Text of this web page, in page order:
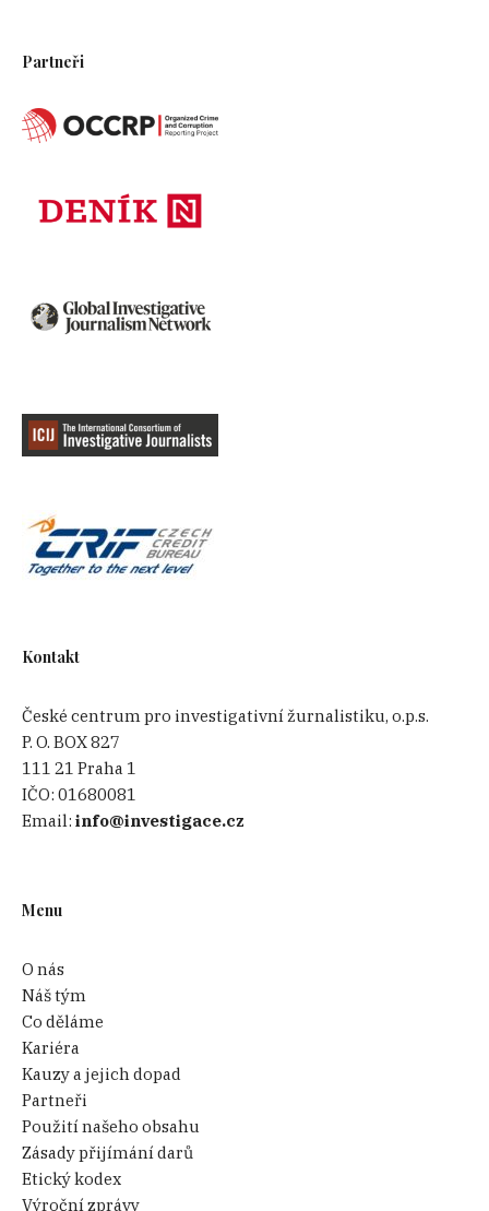
Partneři
Kontakt
České centrum pro investigativní žurnalistiku, o.p.s.
P. O. BOX 827
111 21 Praha 1
IČO:01680081
Email:info@investigace.cz
Menu
O nás
Náš tým
Co děláme
Kariéra
Kauzy a jejich dopad
Partneři
Použití našeho obsahu
Zásady přijímání darů
Etický kodex
Výroční zprávy